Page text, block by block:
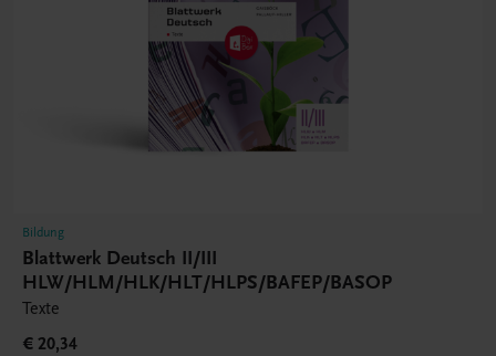
Bildung
Blattwerk Deutsch II/III
HLW/HLM/HLK/HLT/HLPS/BAFEP/BASOP
Texte
€ 20,34